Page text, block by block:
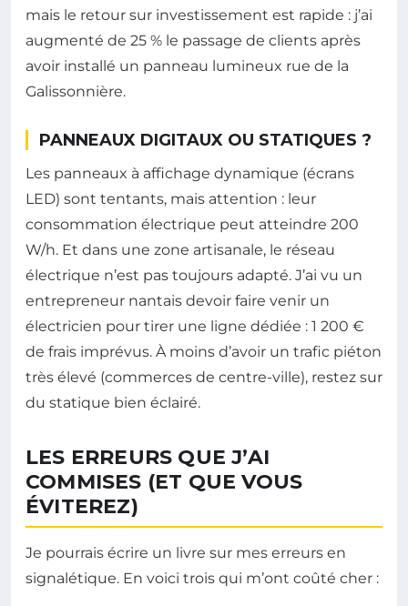
mais le retour sur investissement est rapide : j’ai
augmenté de 25 % le passage de clients après
avoir installé un panneau lumineux rue de la
Galissonnière.
PANNEAUX DIGITAUX OU STATIQUES ?
Les panneaux à affichage dynamique (écrans
LED) sont tentants, mais attention : leur
consommation électrique peut atteindre 200
W/h. Et dans une zone artisanale, le réseau
électrique n’est pas toujours adapté. J’ai vu un
entrepreneur nantais devoir faire venir un
électricien pour tirer une ligne dédiée : 1 200 €
de frais imprévus. À moins d’avoir un trafic piéton
très élevé (commerces de centre-ville), restez sur
du statique bien éclairé.
LES ERREURS QUE J’AI
COMMISES (ET QUE VOUS
ÉVITEREZ)
Je pourrais écrire un livre sur mes erreurs en
signalétique. En voici trois qui m’ont coûté cher :